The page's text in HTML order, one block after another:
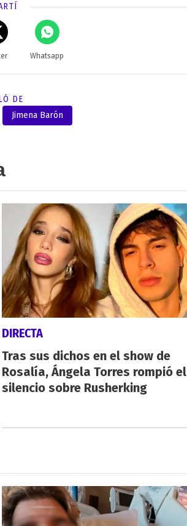
Whatsapp
DE
Jimena Barón
DIRECTA
Tras sus dichos en el show de
Rosalía, Ángela Torres rompió el
silencio sobre Rusherking